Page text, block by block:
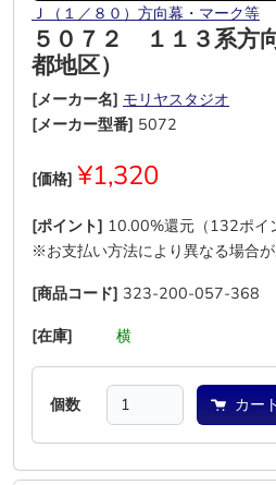
Ｊ（１／８０）方向幕・マーク等
５０７２ １１３系方
都地区）
[メーカー名] モリヤスタジオ
[メーカー型番] 5072
[価格] ¥1,320
[ポイント] 10.00%還元（132ポイ
※お支払い方法により異なる場合が
[商品コード] 323-200-057-368
[在庫]
横
個数 カー